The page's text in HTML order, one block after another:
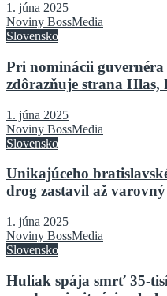
1. júna 2025
Noviny BossMedia
Slovensko
Pri nominácii
zdôrazňuje strana
1. júna 2025
Noviny BossMedia
Slovensko
Unikajúceho
drog zastavil až
1. júna 2025
Noviny BossMedia
Slovensko
Huliak spája smrť 35-